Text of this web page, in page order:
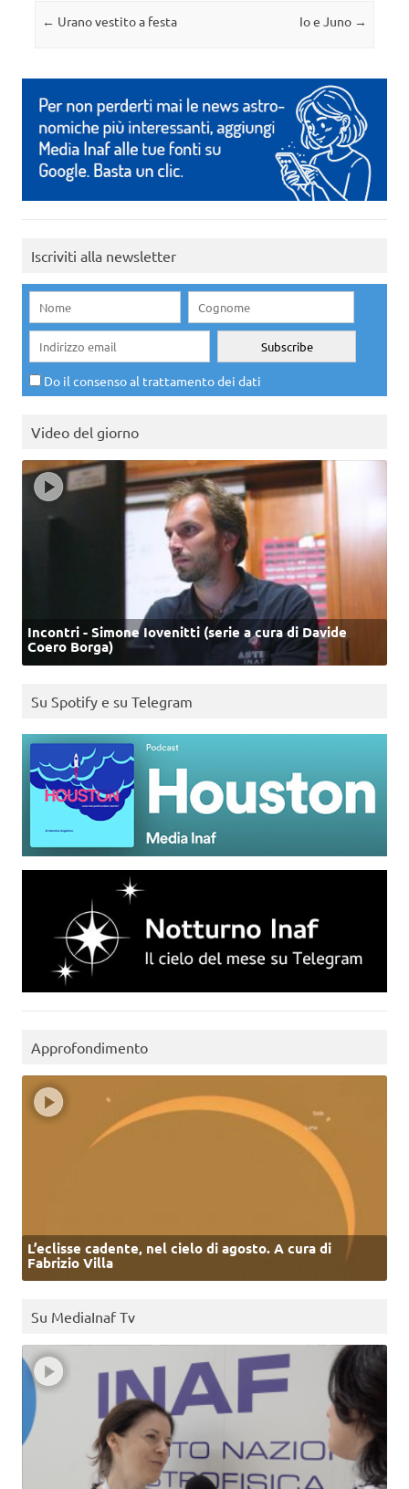
Navigazione articolo
← Urano vestito a festa Io e Juno →
Iscriviti alla newsletter
Do il consenso al trattamento dei dati
Video del giorno
Incontri - Simone Iovenitti (serie a cura di Davide
Coero Borga)
Su Spotify e su Telegram
Approfondimento
L’eclisse cadente, nel cielo di agosto. A cura di
Fabrizio Villa
Su MediaInaf Tv